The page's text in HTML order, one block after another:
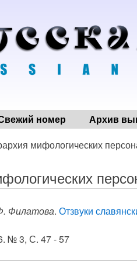
номер Архив
мифологических
Филатова. Отзвуки
№ 3, С. 47 - 57